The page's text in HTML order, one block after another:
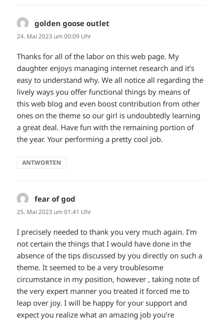
golden goose outlet
24. Mai 2023 um 00:09 Uhr
Thanks for all of the labor on this web page. My
daughter enjoys managing internet research and it’s
easy to understand why. We all notice all regarding the
lively ways you offer functional things by means of
this web blog and even boost contribution from other
ones on the theme so our girl is undoubtedly learning
a great deal. Have fun with the remaining portion of
the year. Your performing a pretty cool job.
ANTWORTEN
fear of god
25. Mai 2023 um 01:41 Uhr
I precisely needed to thank you very much again. I’m
not certain the things that I would have done in the
absence of the tips discussed by you directly on such a
theme. It seemed to be a very troublesome
circumstance in my position, however , taking note of
the very expert manner you treated it forced me to
leap over joy. I will be happy for your support and
expect you realize what an amazing job you’re